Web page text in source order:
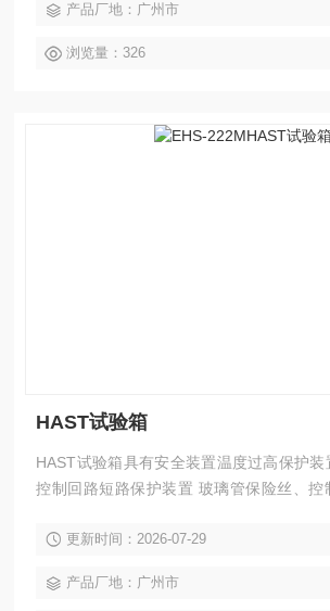
部)、送风机过载异常检测、温度过升防止
过升防止器 (固定式)、加热器过电流保护、
产品厂地：广州市
浏览量：326
HAST试验箱
HAST试验箱具有安全装置温度过高保护装
控制回路短路保护装置 玻璃管保险丝、控
水温度烧毁检测电路、湿球温度烧毁检测
内部)、送风机过载异常检测、温度过升防
更新时间：2026-07-29
产品厂地：广州市